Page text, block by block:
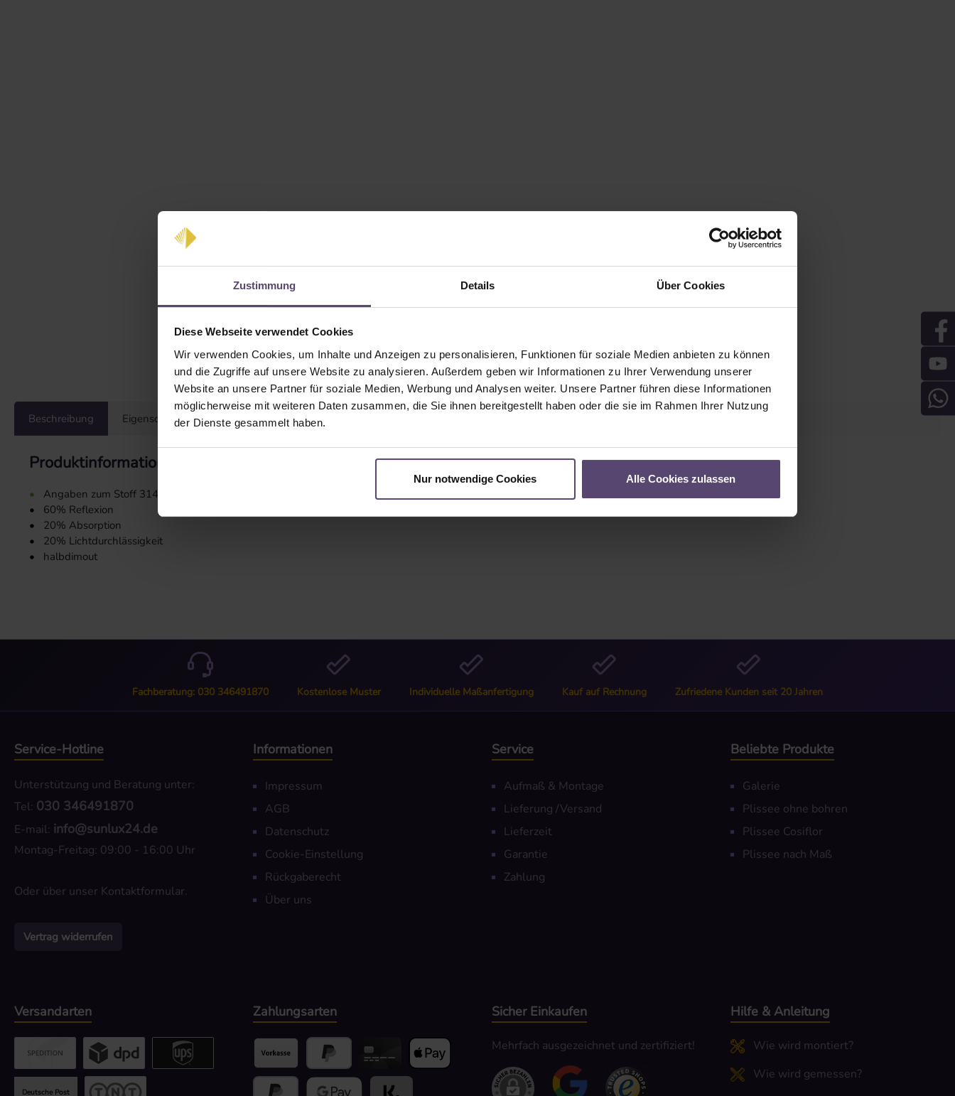
Zustimmung Details Über Cookies
Diese Webseite verwendet Cookies
Wir verwenden Cookies, um Inhalte und Anzeigen zu personalisieren, Funktionen für soziale Medien anbieten zu können
und die Zugriffe auf unsere Website zu analysieren. Außerdem geben wir Informationen zu Ihrer Verwendung unserer
Website an unsere Partner für soziale Medien, Werbung und Analysen weiter. Unsere Partner führen diese Informationen
möglicherweise mit weiteren Daten zusammen, die Sie ihnen bereitgestellt haben oder die sie im Rahmen Ihrer Nutzung
der Dienste gesammelt haben.
Nur notwendige Cookies Alle Cookies zulassen
Beschreibung Eigenschaften Bewertungen
Produktinformationen "Stoffmuster 3142"
•
Angaben zum Stoff 3142:
•
60% Reflexion
•
20% Absorption
•
20% Lichtdurchlässigkeit
•
halbdimout
Fachberatung: 030 346491870 Kostenlose Muster Individuelle Maßanfertigung Kauf auf Rechnung Zufriedene Kunden seit 20 Jahren
Service-Hotline
Unterstützung und Beratung unter:
Tel: 030 346491870
E-mail: info@sunlux24.de
Montag-Freitag: 09:00 - 16:00 Uhr
Oder über unser Kontaktformular.
Vertrag widerrufen
Informationen
Impressum
AGB
Datenschutz
Cookie-Einstellung
Rückgaberecht
Über uns
Service
Aufmaß & Montage
Lieferung /Versand
Lieferzeit
Garantie
Zahlung
Beliebte Produkte
Galerie
Plissee ohne bohren
Plissee Cosiflor
Plissee nach Maß
Zahlungsarten
Vorkasse PayPal Kredit- oder Debitkarte
Apple Pay
Versandarten
Deutsche Post
Benutzerdefiniertes Bild 2Benutzerdefiniertes Bild 3
Sicher Einkaufen
Mehrfach ausgezeichnet und zertifiziert!
Hilfe & Anleitung
Wie wird montiert?
Wie wird gemessen?